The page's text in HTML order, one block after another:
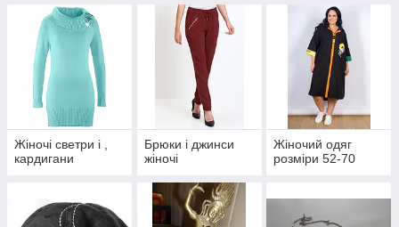
Жіночі светри і ,
кардигани
Брюки і джинси
жіночі
Жіночий одяг
розміри 52-70